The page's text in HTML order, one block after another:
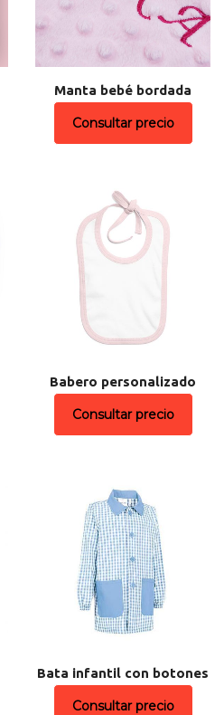
Manta bebé bordada
Consultar precio
Babero personalizado
Consultar precio
Bata infantil con botones
Consultar precio